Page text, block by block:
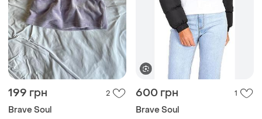
199 грн 2
Brave Soul
600 грн 1
Brave Soul